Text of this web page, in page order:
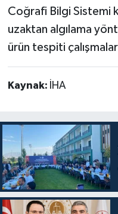
Coğrafi Bilgi Sistemi
uzaktan algılama
ürün tespiti
Kaynak: İHA